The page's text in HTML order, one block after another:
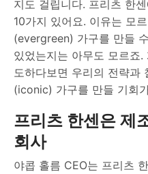
지도 걸립니다. 프리츠 한
10가지 있어요. 이유는 모
(evergreen) 가구를 만들
있었는지는 아무도 모르죠
도하다보면 우리의 전략과
(iconic) 가구를 만들 기회
프리츠 한센은 제
회사
야콥 홀름 CEO는 프리츠